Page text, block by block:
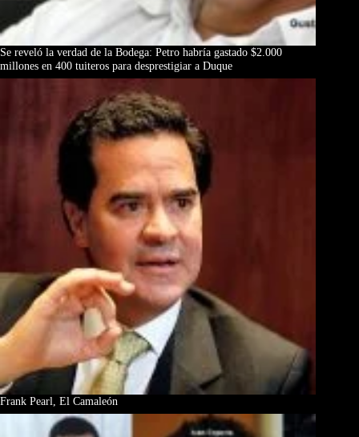
Se reveló la verdad de la Bodega: Petro habría gastado $2.000
millones en 400 tuiteros para desprestigiar a Duque
Frank Pearl, El Camaleón